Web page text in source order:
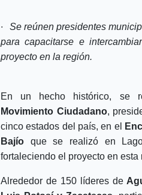
·
Se reúnen presidentes
para capacitarse e
proyecto en la región.
En un hecho histórico, se
Movimiento Ciudadano,
cinco estados del país, en el
Bajío que se realizó en
fortaleciendo el proyecto en esta
Alrededor de 150 líderes de